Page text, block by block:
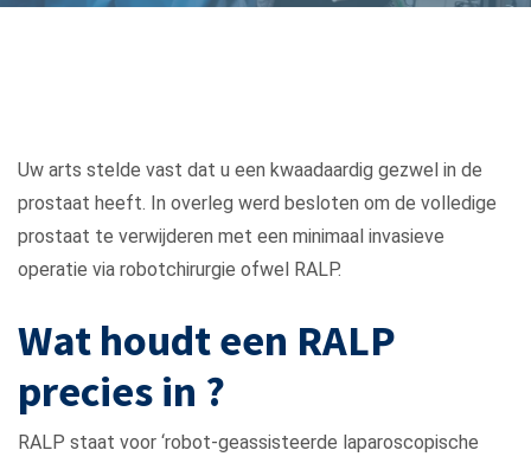
Home Behandelingen
De
Robot-geassisteerde
laparoscopische radicale
Uw arts stelde vast dat u een kwaadaardig gezwel in de
prostaat heeft. In overleg werd besloten om de volledige
prostaat te verwijderen met een minimaal invasieve
operatie via robotchirurgie ofwel RALP.
Wat houdt een RALP
precies in ?
RALP staat voor ‘robot-geassisteerde laparoscopische